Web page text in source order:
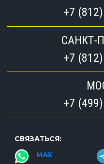
+7
САНКТ-
+7
+7
СВЯЗАТЬСЯ:
MAX